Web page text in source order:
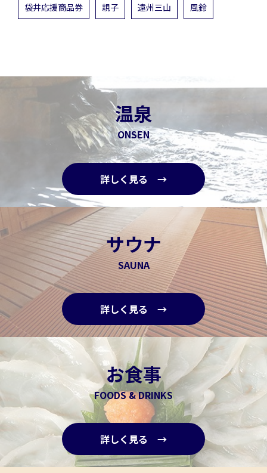
袋井応援商品券 親子 遠州三山 風鈴
温泉
ONSEN
詳しく見る →
サウナ
SAUNA
詳しく見る →
お食事
FOODS & DRINKS
詳しく見る →